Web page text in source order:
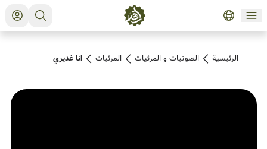
الرئيسية الصوتیات و المرئیات المرئیات انا غديري